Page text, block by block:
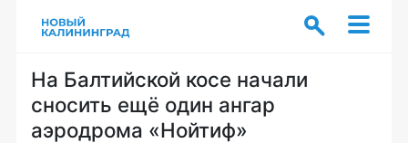
На Балтийской косе начали
сносить ещё один ангар
аэродрома «Нойтиф»